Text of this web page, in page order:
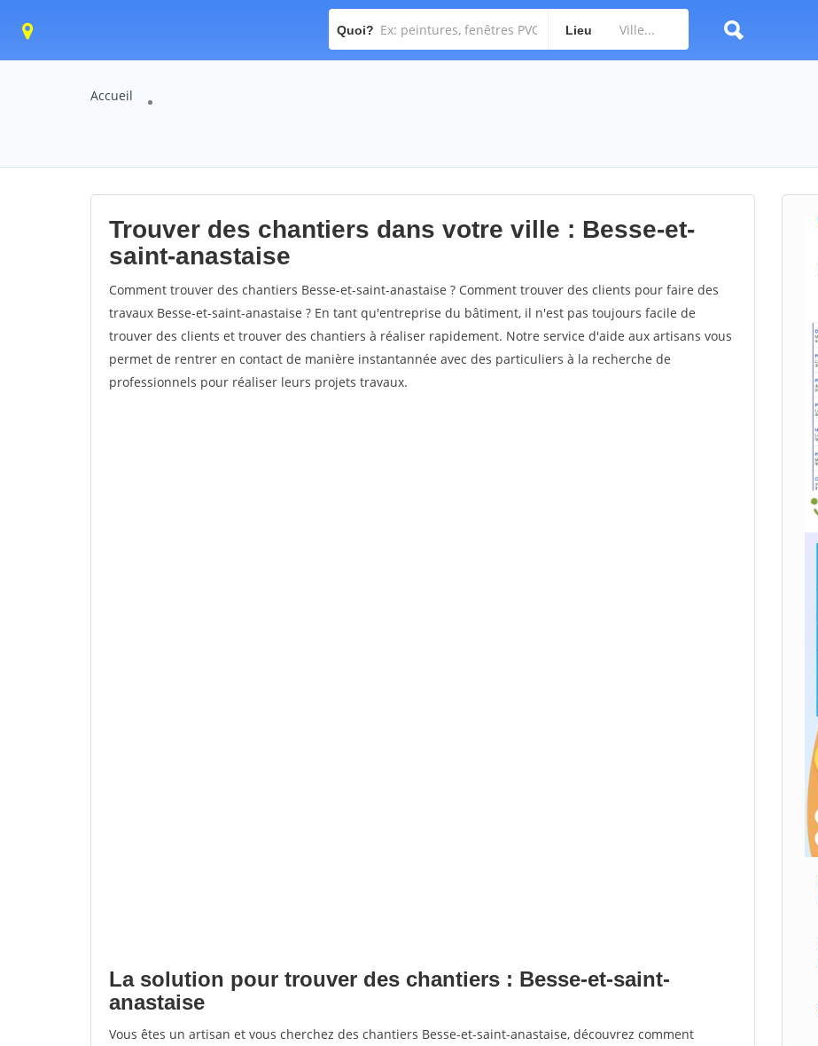
Quoi? Lieu
Accueil
Trouver des chantiers dans votre ville : Besse-et-
saint-anastaise
Comment trouver des chantiers Besse-et-saint-anastaise ? Comment trouver des clients pour faire des
travaux Besse-et-saint-anastaise ? En tant qu'entreprise du bâtiment, il n'est pas toujours facile de
trouver des clients et trouver des chantiers à réaliser rapidement. Notre service d'aide aux artisans vous
permet de rentrer en contact de manière instantannée avec des particuliers à la recherche de
professionnels pour réaliser leurs projets travaux.
La solution pour trouver des chantiers : Besse-et-saint-
anastaise
Vous êtes un artisan et vous cherchez des chantiers Besse-et-saint-anastaise, découvrez comment